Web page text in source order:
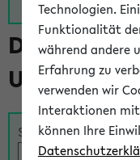
Zur MeineUni
Das
Universität
Suche
Technologien.
Funktionalität
während andere
Erfahrung zu
verwenden wir
Interaktionen mit
können Ihre